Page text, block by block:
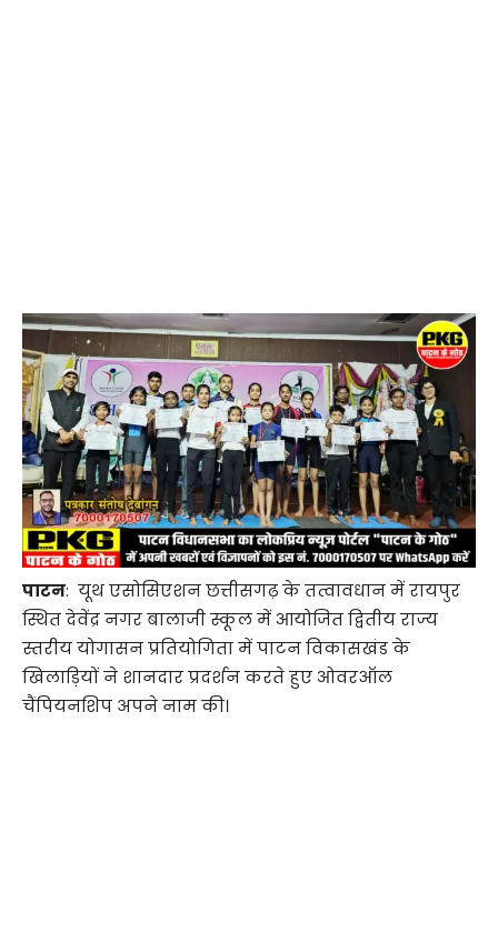
पाटन: यूथ एसोसिएशन छत्तीसगढ़ के तत्वावधान में रायपुर
स्थित देवेंद्र नगर बालाजी स्कूल में आयोजित द्वितीय राज्य
स्तरीय योगासन प्रतियोगिता में पाटन विकासखंड के
खिलाड़ियों ने शानदार प्रदर्शन करते हुए ओवरऑल
चैंपियनशिप अपने नाम की।